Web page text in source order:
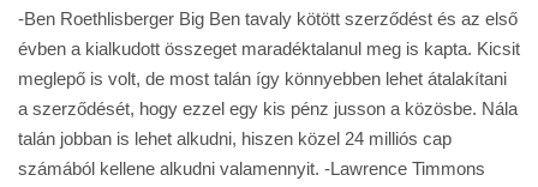
-Ben Roethlisberger Big Ben tavaly kötött szerződést és az első
évben a kialkudott összeget maradéktalanul meg is kapta. Kicsit
meglepő is volt, de most talán így könnyebben lehet átalakítani
a szerződését, hogy ezzel egy kis pénz jusson a közösbe. Nála
talán jobban is lehet alkudni, hiszen közel 24 milliós cap
számából kellene alkudni valamennyit. -Lawrence Timmons